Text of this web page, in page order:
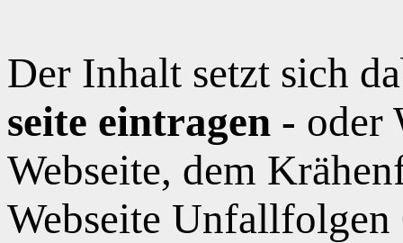
Der Inhalt setzt sich
seite eintragen - oder
Webseite, dem
Webseite